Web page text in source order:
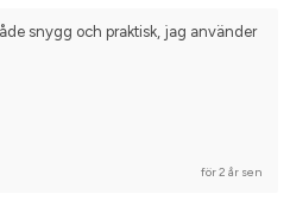
snygg och praktisk, jag använder
för 2 år sen